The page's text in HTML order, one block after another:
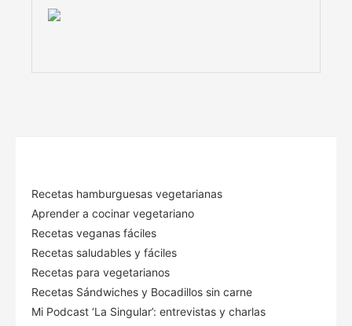
Recetas hamburguesas vegetarianas
Aprender a cocinar vegetariano
Recetas veganas fáciles
Recetas saludables y fáciles
Recetas para vegetarianos
Recetas Sándwiches y Bocadillos sin carne
Mi Podcast ‘La Singular’: entrevistas y charlas